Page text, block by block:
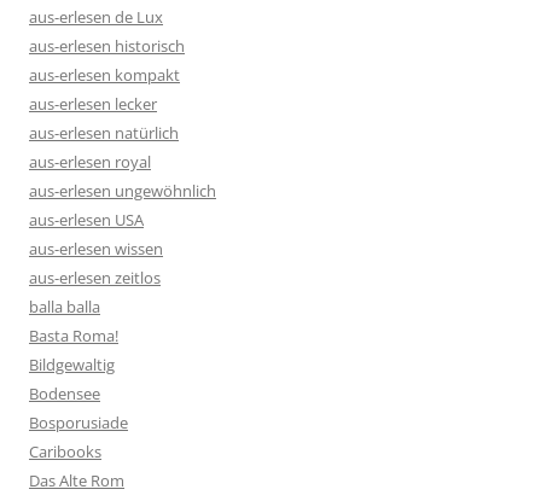
aus-erlesen de Lux
aus-erlesen historisch
aus-erlesen kompakt
aus-erlesen lecker
aus-erlesen natürlich
aus-erlesen royal
aus-erlesen ungewöhnlich
aus-erlesen USA
aus-erlesen wissen
aus-erlesen zeitlos
balla balla
Basta Roma!
Bildgewaltig
Bodensee
Bosporusiade
Caribooks
Das Alte Rom